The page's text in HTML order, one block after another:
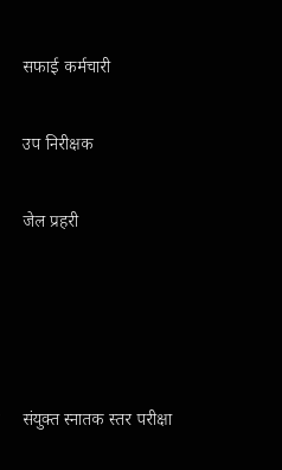
सफाई कर्मचारी
उप निरीक्षक
जेल प्रहरी
संयुक्त स्नातक स्तर परीक्षा